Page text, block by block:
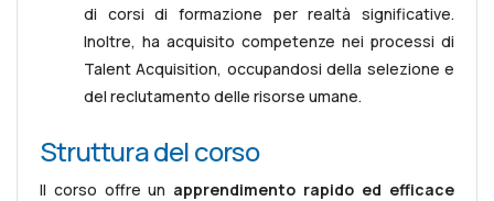
di corsi di formazione per realtà significative.
Inoltre, ha acquisito competenze nei processi di
Talent Acquisition, occupandosi della selezione e
del reclutamento delle risorse umane.
Struttura del corso
Il corso offre un apprendimento rapido ed efficace